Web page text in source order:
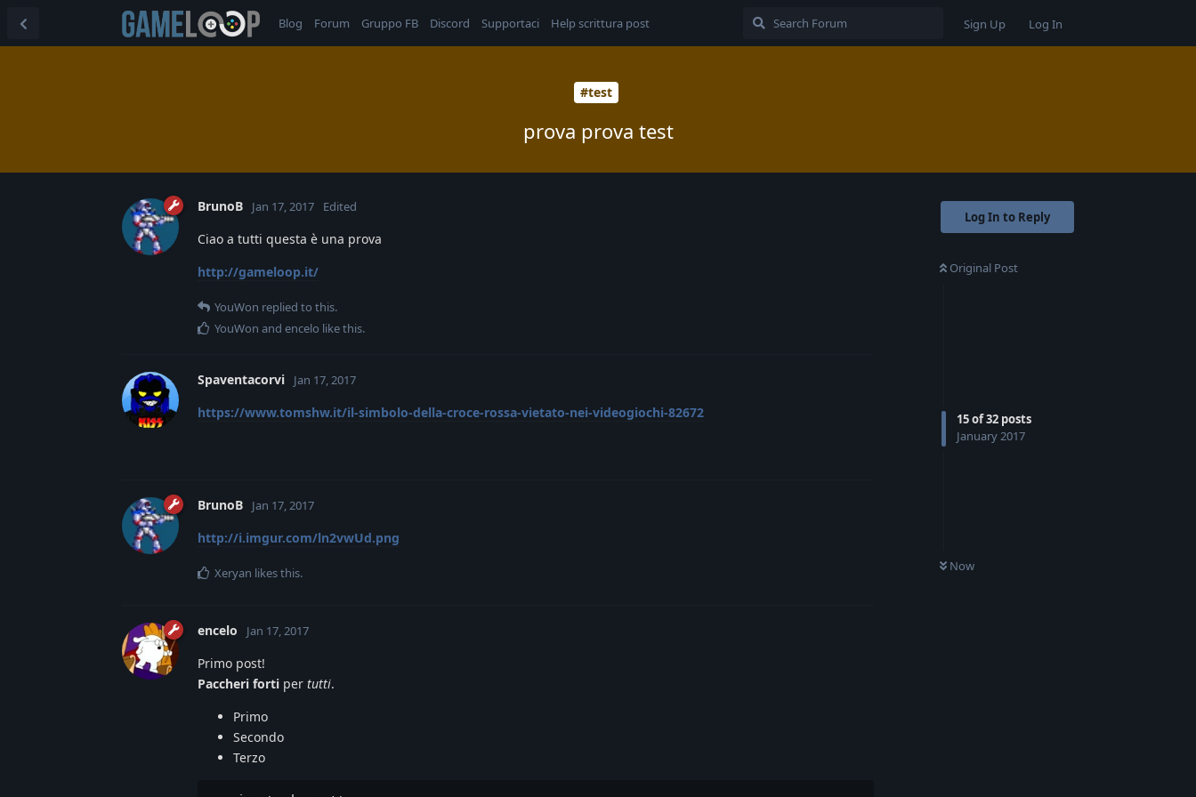
Blog Forum Gruppo FB Discord Supportaci Help scrittura post Sign Up Log In
#test
prova prova test
Log In to Reply
Original Post
15of32 posts
January 2017
Now
BrunoB Jan 17, 2017 Edited
Ciao a tutti questa è una prova
http://gameloop.it/
YouWon replied to this.
YouWon and encelo like this.
Spaventacorvi Jan 17, 2017
https://www.tomshw.it/il-simbolo-della-croce-rossa-vietato-nei-videogiochi-82672
BrunoB Jan 17, 2017
http://i.imgur.com/ln2vwUd.png
Xeryan likes this.
encelo Jan 17, 2017
Primo post!
Paccheri forti per tutti.
Primo
Secondo
Terzo